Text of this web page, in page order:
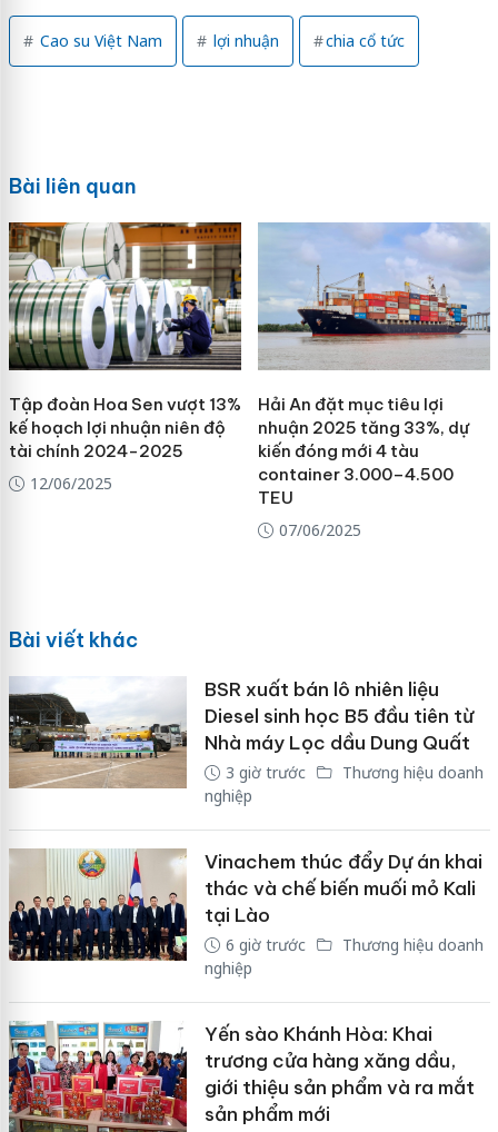
Cao su Việt Nam lợi nhuận chia cổ tức
Bài liên quan
Tập đoàn Hoa Sen vượt 13%
kế hoạch lợi nhuận niên độ
tài chính 2024-2025
12/06/2025
Hải An đặt mục tiêu lợi
nhuận 2025 tăng 33%, dự
kiến đóng mới 4 tàu
container 3.000–4.500
TEU
07/06/2025
Bài viết khác
BSR xuất bán lô nhiên liệu
Diesel sinh học B5 đầu tiên từ
Nhà máy Lọc dầu Dung Quất
3 giờ trước
Thương hiệu doanh
nghiệp
Vinachem thúc đẩy Dự án khai
thác và chế biến muối mỏ Kali
tại Lào
6 giờ trước
Thương hiệu doanh
nghiệp
Yến sào Khánh Hòa: Khai
trương cửa hàng xăng dầu,
giới thiệu sản phẩm và ra mắt
sản phẩm mới